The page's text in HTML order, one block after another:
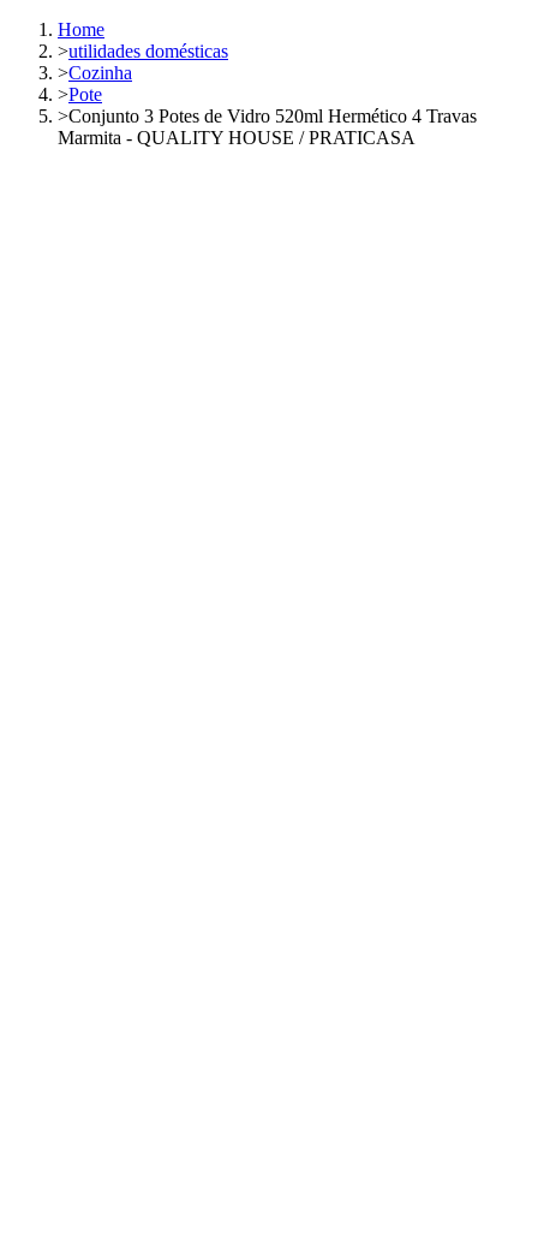
Home
>utilidades domésticas
>Cozinha
>Pote
>Conjunto 3 Potes de Vidro 520ml Hermético 4 Travas
Marmita - QUALITY HOUSE / PRATICASA